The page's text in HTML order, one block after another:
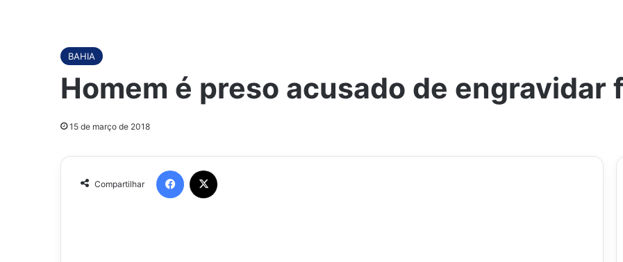
BAHIA
Homem é preso acusado de engravidar
15 de março de 2018
Compartilhar